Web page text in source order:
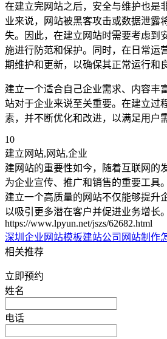
在建立完网站之后，安全与维护也是
业来说，网站被黑客攻击或数据泄露
失。因此，在建立网站时需要考虑到
施进行防范和保护。同时，在日常运
期维护和更新，以确保其正常运行和
建立一个适合自己企业需求、内容丰
站对于企业来说至关重要。在建立过
素，并不断优化和改进，以满足用户
10
建立网站,网站,企业
建网站的重要性如今，随着互联网的
为企业宣传、推广和销售的重要工具
建立一个高质量的网站不仅能够提升
以吸引更多潜在客户并促进业务增长
https://www.lpyun.net/jszs/62682.html
深圳企业网站模板建站公司网站制作
相关推荐
立即预约
姓名
电话